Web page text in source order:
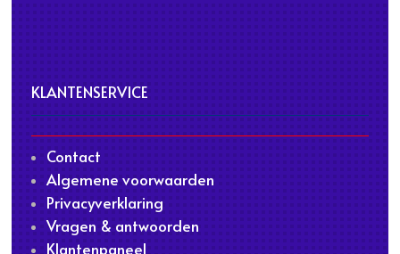
KLANTENSERVICE
Contact
Algemene voorwaarden
Privacyverklaring
Vragen & antwoorden
Klantenpaneel